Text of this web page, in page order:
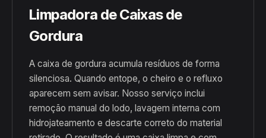
Limpadora de Caixas de
Gordura
A caixa de gordura acumula resíduos de forma
silenciosa. Quando entope, o cheiro e o refluxo
aparecem sem avisar. Nosso serviço inclui
remoção manual do lodo, lavagem interna com
hidrojateamento e descarte correto do material